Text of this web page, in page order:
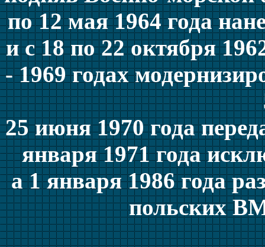
по 12 мая 1964 года
и с 18 по 22 октября
- 1969 годах
25 июня 1970 года
января 1971 года
а 1 января 1986 года
польских